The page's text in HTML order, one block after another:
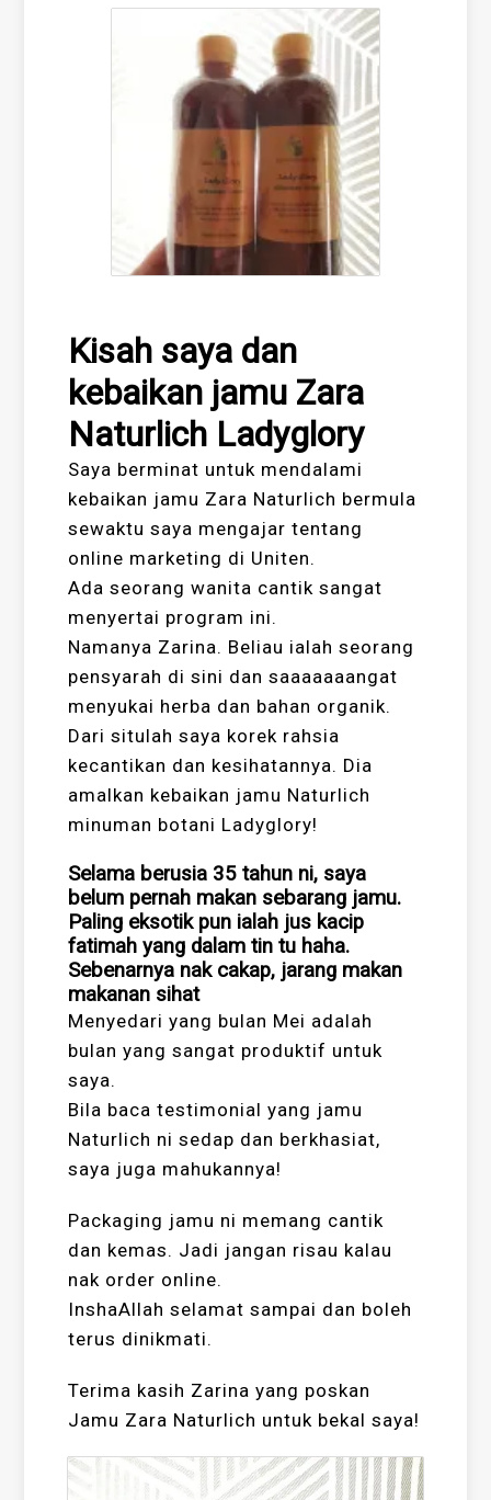
Kisah saya dan
kebaikan jamu Zara
Naturlich Ladyglory
Saya berminat untuk mendalami
kebaikan jamu Zara Naturlich bermula
sewaktu saya mengajar tentang
online marketing di Uniten.
Ada seorang wanita cantik sangat
menyertai program ini.
Namanya Zarina. Beliau ialah seorang
pensyarah di sini dan saaaaaaangat
menyukai herba dan bahan organik.
Dari situlah saya korek rahsia
kecantikan dan kesihatannya. Dia
amalkan kebaikan jamu Naturlich
minuman botani Ladyglory!
Selama berusia 35 tahun ni, saya
belum pernah makan sebarang jamu.
Paling eksotik pun ialah jus kacip
fatimah yang dalam tin tu haha.
Sebenarnya nak cakap, jarang makan
makanan sihat
Menyedari yang bulan Mei adalah
bulan yang sangat produktif untuk
saya.
Bila baca testimonial yang jamu
Naturlich ni sedap dan berkhasiat,
saya juga mahukannya!
Packaging jamu ni memang cantik
dan kemas. Jadi jangan risau kalau
nak order online.
InshaAllah selamat sampai dan boleh
terus dinikmati.
Terima kasih Zarina yang poskan
Jamu Zara Naturlich untuk bekal saya!